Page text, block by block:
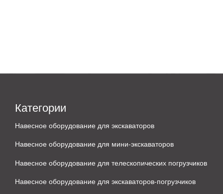
Категории
Навесное оборудование для экскаваторов
Навесное оборудование для мини-экскаваторов
Навесное оборудование для телескопических погрузчиков
Навесное оборудование для экскаваторов-погрузчиков